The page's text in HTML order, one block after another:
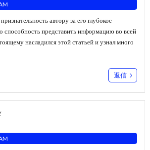
автору за его глубокое
способность представить информацию во всей
насладился этой статьей и узнал много
返信